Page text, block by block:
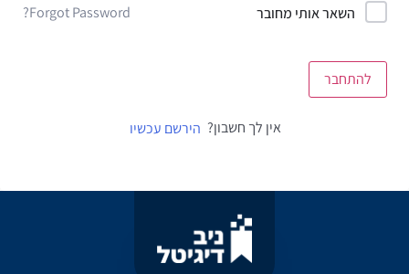
השאר אותי מחובר Forgot Password?
להתחבר
אין לך חשבון? הירשם עכשיו